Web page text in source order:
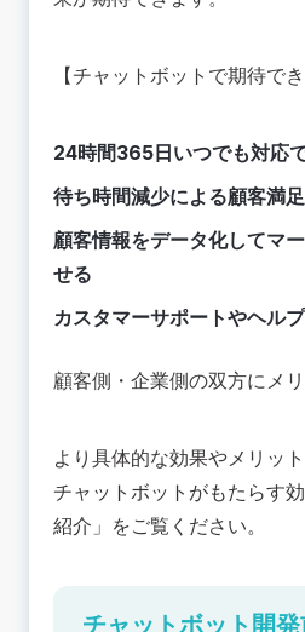
【チャットボットで期待でき
24時間365日いつでも対応
待ち時間減少による顧客満
顧客情報をデータ化してマ
せる
カスタマーサポートやヘル
顧客側・企業側の双方にメ
より具体的な効果やメリッ
チャットボットがもたらす
紹介 」をご覧ください。
チャットボット開